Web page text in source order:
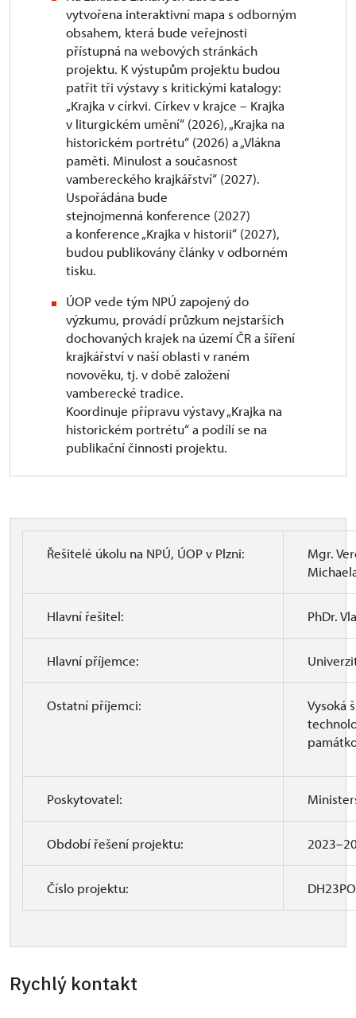
vytvořena interaktivní mapa s odborným
obsahem, která bude veřejnosti
přístupná na webových stránkách
projektu. K výstupům projektu budou
patřit tři výstavy s kritickými katalogy:
„Krajka v církvi. Církev v krajce – Krajka
v liturgickém umění“ (2026), „Krajka na
historickém portrétu“ (2026) a „Vlákna
paměti. Minulost a současnost
vambereckého krajkářství“ (2027).
Uspořádána bude
stejnojmenná konference (2027)
a konference „Krajka v historii“ (2027),
budou publikovány články v odborném
tisku.
ÚOP vede tým NPÚ zapojený do
výzkumu, provádí průzkum nejstarších
dochovaných krajek na území ČR a šíření
krajkářství v naší oblasti v raném
novověku, tj. v době založení
vamberecké tradice.
Koordinuje přípravu výstavy „Krajka na
historickém portrétu“ a podílí se na
publikační činnosti projektu.
Řešitelé úkolu na NPÚ, ÚOP v Plzni:
Mgr.
Hlavní řešitel: PhDr.
Hlavní příjemce:
Ostatní příjemci:
Vysoká
Poskytovatel:
Období řešení projektu:
Číslo projektu:
Rychlý kontakt